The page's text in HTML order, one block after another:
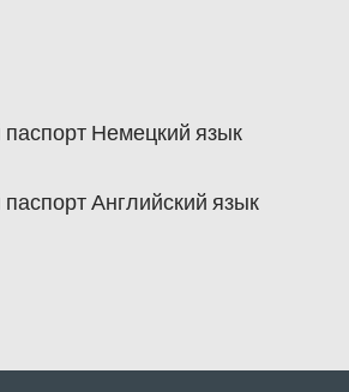
паспорт Немецкий язык
Английский язык